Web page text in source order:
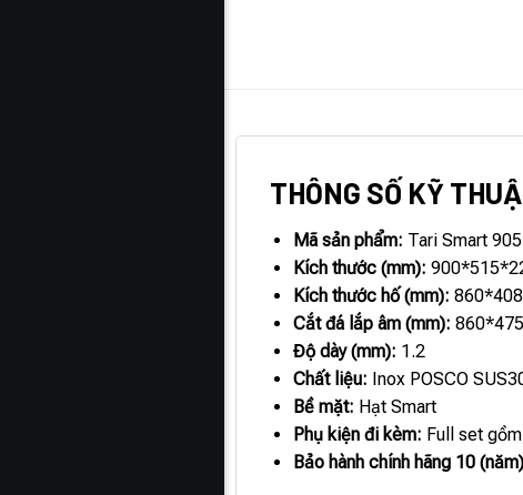
THÔNG SỐ KỸ
Mã sản phẩm: Tari Smart
Kích thước (mm):
Kích thước hố (mm): 860*408
Cắt đá lắp âm (mm): 860*475
Độ dày (mm): 1.2
Chất liệu: Inox POSCO
Bề mặt: Hạt Smart
Phụ kiện đi kèm: Full set
Bảo hành chính hãng 10